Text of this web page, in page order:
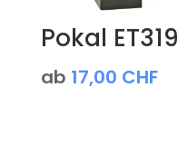
Pokal ET319
ab 17,00 CHF